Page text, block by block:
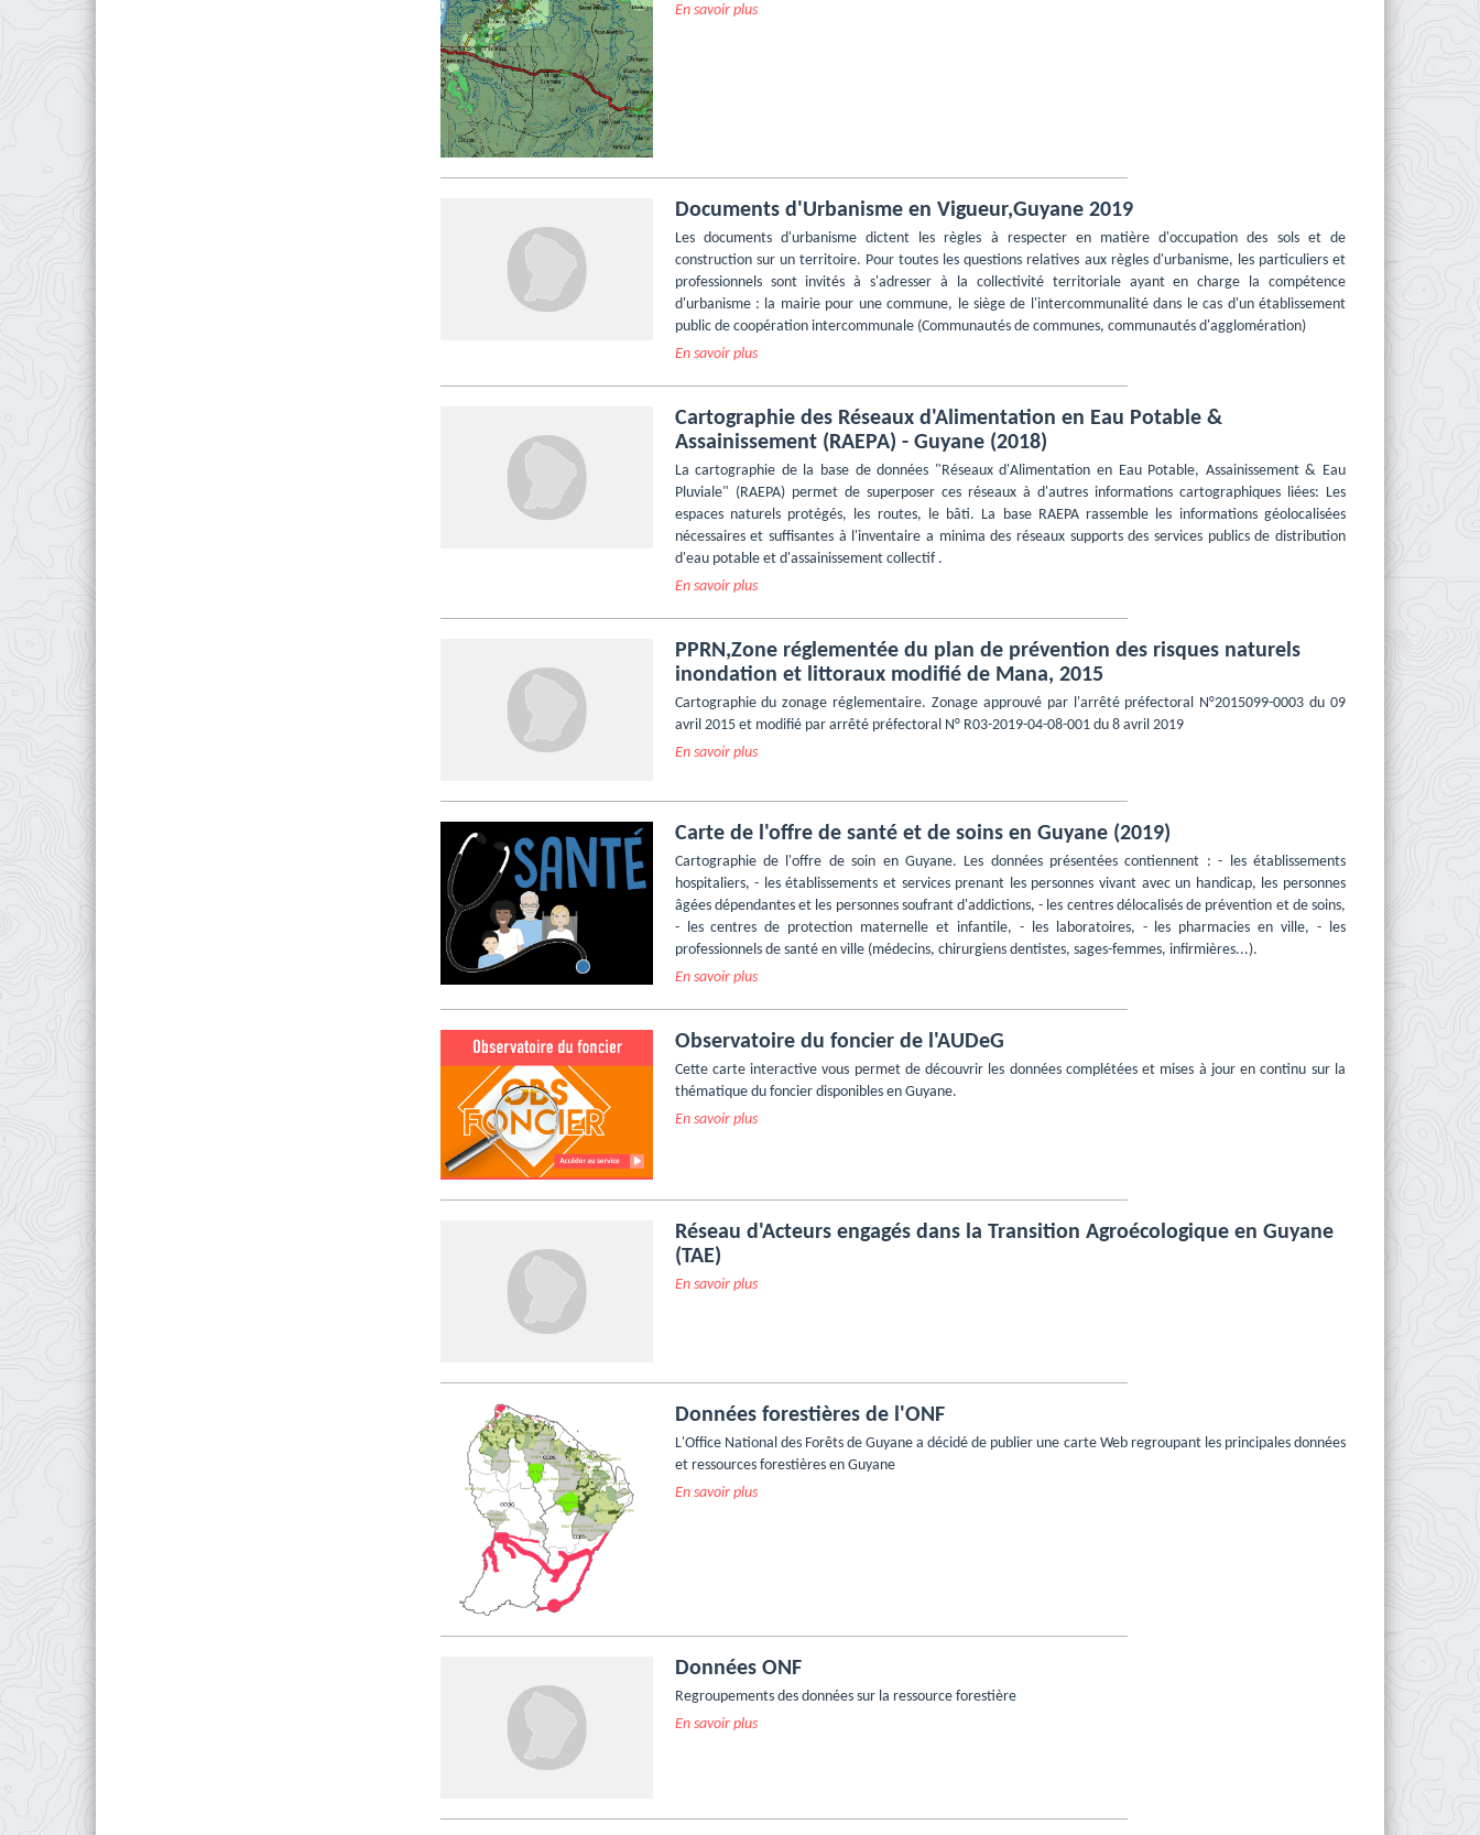
En savoir plus
Documents d'Urbanisme en Vigueur,Guyane 2019
Les documents d'urbanisme dictent les règles à respecter en matière d'occupation des sols et de
construction sur un territoire. Pour toutes les questions relatives aux règles d'urbanisme, les particuliers et
professionnels sont invités à s'adresser à la collectivité territoriale ayant en charge la compétence
d'urbanisme : la mairie pour une commune, le siège de l'intercommunalité dans le cas d'un établissement
public de coopération intercommunale (Communautés de communes, communautés d'agglomération)
En savoir plus
Cartographie des Réseaux d'Alimentation en Eau Potable &
Assainissement (RAEPA) - Guyane (2018)
La cartographie de la base de données "Réseaux d'Alimentation en Eau Potable, Assainissement & Eau
Pluviale" (RAEPA) permet de superposer ces réseaux à d'autres informations cartographiques liées: Les
espaces naturels protégés, les routes, le bâti. La base RAEPA rassemble les informations géolocalisées
nécessaires et suffisantes à l'inventaire a minima des réseaux supports des services publics de distribution
d'eau potable et d'assainissement collectif .
En savoir plus
PPRN,Zone réglementée du plan de prévention des risques naturels
inondation et littoraux modifié de Mana, 2015
Cartographie du zonage réglementaire. Zonage approuvé par l'arrêté préfectoral N°2015099-0003 du 09
avril 2015 et modifié par arrêté préfectoral N° R03-2019-04-08-001 du 8 avril 2019
En savoir plus
Carte de l'offre de santé et de soins en Guyane (2019)
Cartographie de l'offre de soin en Guyane. Les données présentées contiennent : - les établissements
hospitaliers, - les établissements et services prenant les personnes vivant avec un handicap, les personnes
âgées dépendantes et les personnes soufrant d'addictions, - les centres délocalisés de prévention et de soins,
- les centres de protection maternelle et infantile, - les laboratoires, - les pharmacies en ville, - les
professionnels de santé en ville (médecins, chirurgiens dentistes, sages-femmes, infirmières...).
En savoir plus
Observatoire du foncier de l'AUDeG
Cette carte interactive vous permet de découvrir les données complétées et mises à jour en continu sur la
thématique du foncier disponibles en Guyane.
En savoir plus
Réseau d'Acteurs engagés dans la Transition Agroécologique en Guyane
(TAE)
En savoir plus
Données forestières de l'ONF
L'Office National des Forêts de Guyane a décidé de publier une carte Web regroupant les principales données
et ressources forestières en Guyane
En savoir plus
Données ONF
Regroupements des données sur la ressource forestière
En savoir plus